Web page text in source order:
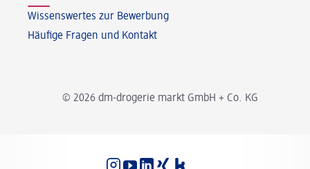
© 2026 dm-drogerie markt GmbH + Co. KG
Wissenswertes zur Bewerbung
Häufige Fragen und Kontakt